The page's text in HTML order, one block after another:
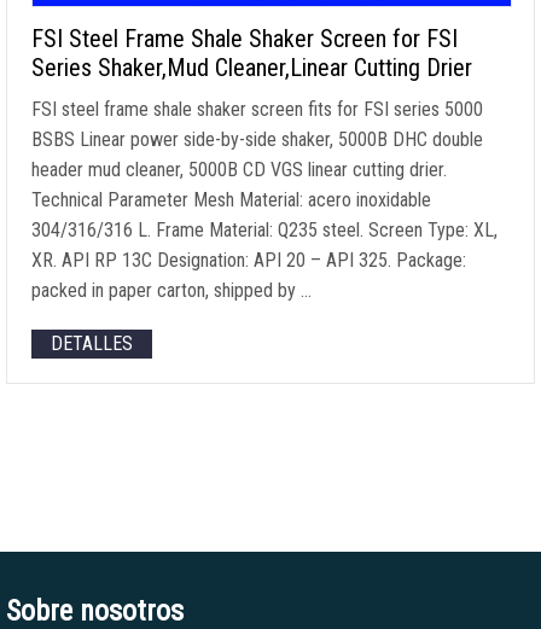
FSI Steel Frame Shale Shaker Screen for FSI
Series Shaker,Mud Cleaner,Linear Cutting Drier
FSI steel frame shale shaker screen fits for FSI series 5000
BSBS Linear power side-by-side shaker, 5000B DHC double
header mud cleaner, 5000B CD VGS linear cutting drier.
Technical Parameter Mesh Material: acero inoxidable
304/316/316 L. Frame Material: Q235 steel. Screen Type: XL,
XR. API RP 13C Designation: API 20 – API 325. Package:
packed in paper carton, shipped by …
DETALLES
Sobre nosotros